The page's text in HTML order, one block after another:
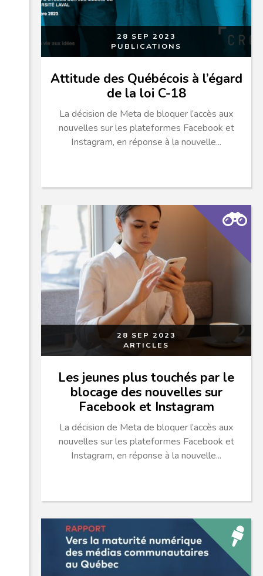
28 SEP 2023
PUBLICATIONS
Attitude des Québécois à l’égard
de la loi C-18
La décision de Meta de bloquer l’accès aux
nouvelles sur les plateformes Facebook et
Instagram, en réponse à la nouvelle...
28 SEP 2023
ARTICLES
Les jeunes plus touchés par le
blocage des nouvelles sur
Facebook et Instagram
La décision de Meta de bloquer l’accès aux
nouvelles sur les plateformes Facebook et
Instagram, en réponse à la nouvelle...